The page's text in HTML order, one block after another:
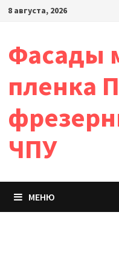
Перейти
8 августа, 2026
Фасады
пленка
ЧПУ
МЕНЮ